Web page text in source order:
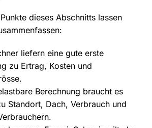
dieses Abschnitts lassen
liefern eine gute erste
zu Ertrag, Kosten und
Berechnung braucht es
Standort, Dach, Verbrauch und